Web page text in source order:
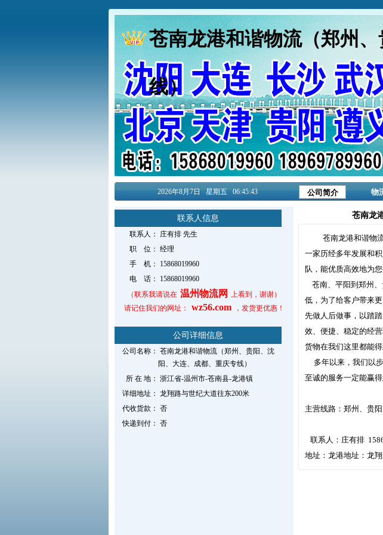
苍南龙港和谐物流（郑州
线）
2026年8月7日 星期五 06:45:44 公司简介 物
联系人信息
联系人： 庄有排 先生
职 位： 经理
手 机：
15868019960
电 话：
15868019960
（联系我请说在 温州物流网 上看到，谢谢）
请记住我们的网址：
wz56.com ，发货更优惠！
公司详细信息
公司名称： 苍南龙港和谐物流（郑州、贵阳、沈
阳、大连、成都、重庆专线）
所 在 地： 浙江省-温州市-苍南县-龙港镇
详细地址： 龙翔路与世纪大道往东200米
代收货款： 否
快递到付： 否
苍南龙
苍南龙港和谐物
一家历经多年发展和
队，能优质高效地为
苍南、平阳到郑州、
低，为了给客户带来
先做人后做事，以踏
效、便捷、稳定的经
货物在我们这里都能
多年以来，我们以步
至诚的服务一定能赢
主营线路：郑州、贵
联系人：庄有排
地址：龙港地址：龙